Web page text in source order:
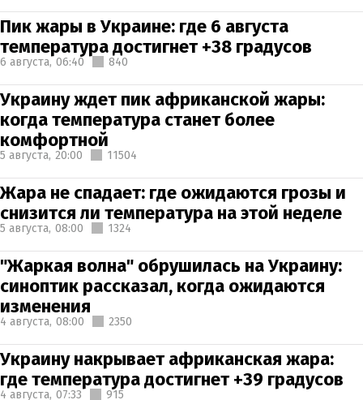
Пик жары в Украине: где 6 августа
температура достигнет +38 градусов
6 августа, 06:40 840
Украину ждет пик африканской жары:
когда температура станет более
комфортной
5 августа, 20:00 11504
Жара не спадает: где ожидаются грозы и
снизится ли температура на этой неделе
5 августа, 08:00 1324
"Жаркая волна" обрушилась на Украину:
синоптик рассказал, когда ожидаются
изменения
4 августа, 08:00 2350
Украину накрывает африканская жара:
где температура достигнет +39 градусов
4 августа, 07:33 915